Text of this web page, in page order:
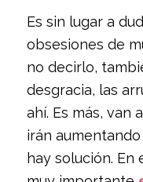
Es sin lugar a
obsesiones de
no decirlo,
desgracia, las
ahí. Es más, van
irán
hay solución. En